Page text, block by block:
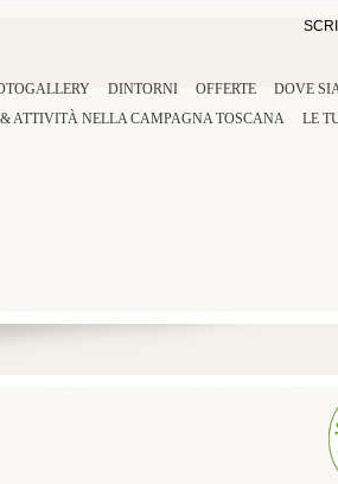
DINTORNI OFFERTE
DOVE
ATTIVITÀ NELLACAMPAGNA TOSCANA LE